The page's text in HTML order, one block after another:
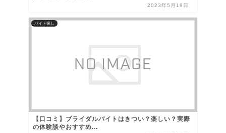
2023年5月19日
バイト探し
【口コミ】ブライダルバイトはきつい？楽しい？実際
の体験談やおすすめ...